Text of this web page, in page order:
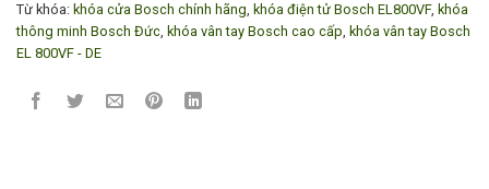
Từ khóa: khóa cửa Bosch chính hãng, khóa điện tử Bosch EL800VF, khóa
thông minh Bosch Đức, khóa vân tay Bosch cao cấp, khóa vân tay Bosch
EL 800VF - DE